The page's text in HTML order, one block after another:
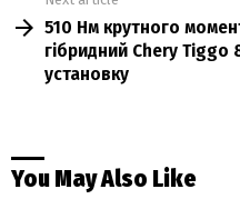
510 Нм крутного
гібридний Chery
установку
You May Also Like